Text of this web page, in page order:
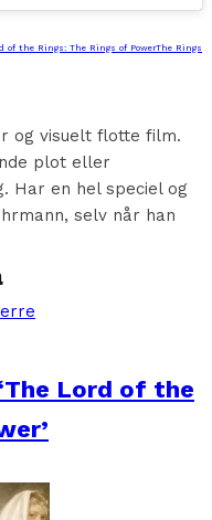
of the Rings: The Rings of PowerThe Rings
og visuelt flotte film.
plot eller
Har en hel speciel og
selv når han
Lord of the